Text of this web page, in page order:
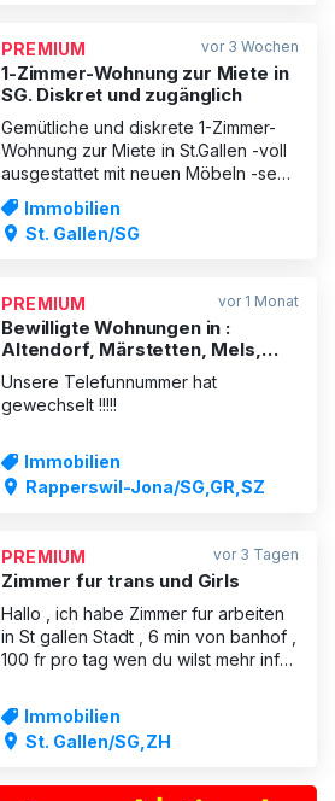
PREMIUM vor 3 Wochen
1-Zimmer-Wohnung zur Miete in
SG. Diskret und zugänglich
Gemütliche und diskrete 1-Zimmer-
Wohnung zur Miete in St.Gallen -voll
ausgestattet mit neuen Möbeln -sehr
bequemes Bett -Handtücher und
Bettwäsche -sehr nahe zum
Stadtzentrum Wenn Sie
oder Whatsapp unter
0041782272530
Immobilien
St. Gallen/SG
PREMIUM vor 1 Monat
Bewilligte Wohnungen in :
Altendorf, Märstetten, Mels,
Wald, Chur und Maienfeld
Unsere Telefunnummer hat
gewechselt !!!!!
Immobilien
Rapperswil-Jona/SG,GR,SZ
PREMIUM vor 3 Tagen
Zimmer fur trans und Girls
Hallo , ich habe Zimmer fur arbeiten
in St gallen Stadt , 6 min von banhof ,
100 fr pro tag wen du wilst mehr info
Diskretion, Sauberkeit und ein
respektvolles Miteinander sind uns
sehr wichtig. Nur für seriöse
Immobilien
St. Gallen/SG,ZH